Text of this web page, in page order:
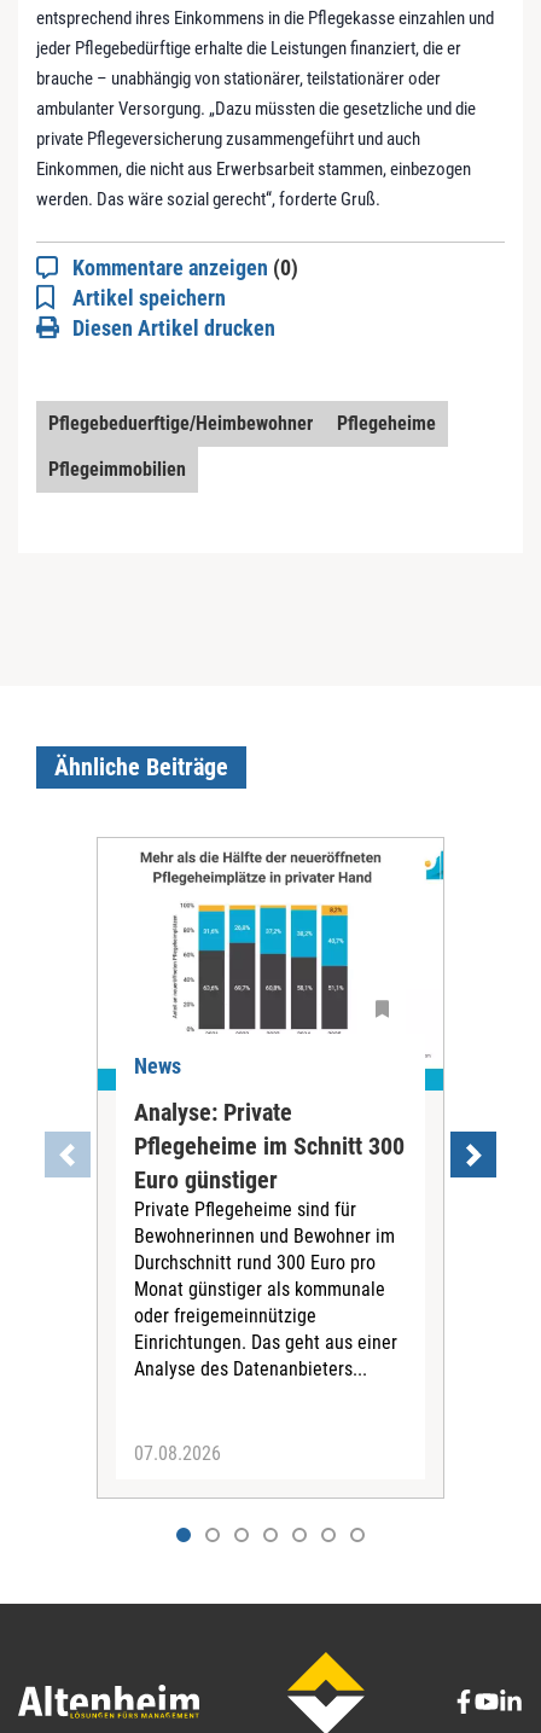
entsprechend ihres Einkommens in die Pflegekasse einzahlen und
jeder Pflegebedürftige erhalte die Leistungen finanziert, die er
brauche – unabhängig von stationärer, teilstationärer oder
ambulanter Versorgung. „Dazu müssten die gesetzliche und die
private Pflegeversicherung zusammengeführt und auch
Einkommen, die nicht aus Erwerbsarbeit stammen, einbezogen
werden. Das wäre sozial gerecht“, forderte Gruß.
Kommentare anzeigen (0)
Artikel speichern
Diesen Artikel drucken
Pflegebeduerftige/Heimbewohner
Pflegeheime
Pflegeimmobilien
Ähnliche Beiträge
News
Analyse: Private
Pflegeheime im Schnitt 300
Euro günstiger
Private Pflegeheime sind für
Bewohnerinnen und Bewohner im
Durchschnitt rund 300 Euro pro
Monat günstiger als kommunale
oder freigemeinnützige
Einrichtungen. Das geht aus einer
Analyse des Datenanbieters...
07.08.2026